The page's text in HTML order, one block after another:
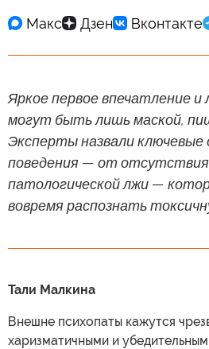
Яркое первое впечатление и
могут быть лишь маской,
Эксперты назвали ключевые
поведения — от
патологической лжи —
вовремя распознать
Тали Малкина
Внешне психопаты кажутся
харизматичными и